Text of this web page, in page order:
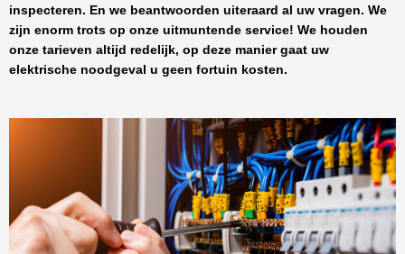
inspecteren. En we beantwoorden uiteraard al uw vragen. We
zijn enorm trots op onze uitmuntende service! We houden
onze tarieven altijd redelijk, op deze manier gaat uw
elektrische noodgeval u geen fortuin kosten.